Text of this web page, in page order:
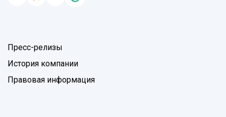
Пресс-релизы
История компании
Правовая информация